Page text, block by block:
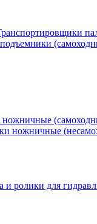
ножничные
и ролики для